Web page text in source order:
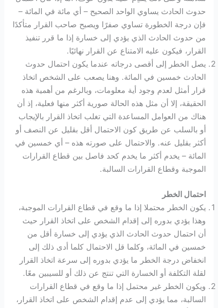
حدوث الحادث يساوي الواحد الصحيح – أي مائة في المائة –
فإن درجة الخطورة تساوي صفرًا ويصبح صاحب القرار متأكدًا
من حدوث الحادث الذي يؤدي إلى خسارة إذا ما قرر تنفيذ
القرار، فيكون عليه الامتناع عن القرار نهائيًا.
يصل الخطر إلى أقصى درجاته عندما يكون احتمال حدوث
الحادث خمسين في المائة. وهنا يصعب على الشخص اتخاذ
قرار أمثل لعدم وجود أية معلومات، وبالرغم من أهمية هذه
الحقيقة، إلا أن مثل هذه الحالة صورية أكثر منها فعلية، إذ أن
هناك من العوامل المساعدة التي تغلب اتخاذ القرار بالإيجاب
أو بالسلب عن طريق كون الاحتمال أقل بقليل عن النصف أو
أكثر بقليل عنه. والاحتمال على صورته هذه – أي خمسين في
المائة – يخدم أكثر ما يخدم كحد فاصل بين قطاع القرارات
الموجبة وقطاع القرارات السالبة.
احتمال الخطر
يكون الخطر محتملا إذا ما وقع في قطاع القرارات الموجبة،
وهذا يؤدي بدوره إلى إقدام الشخص على اتخاذ القرار حيث
أن احتمال حدوث الحادث الذي يؤدي إلى خسارة أقل من
خمسين في المائة، وكلما قل الاحتمال كلما أدى ذلك إلى
انخفاض درجة الخطر ما يؤدي بدوره إلى سرعة اتخاذ القرار
لقلة التكلفة أو الخسارة التي تنتج عن ذلك أو للسيبين معًا.
ويكون الخطر غير محتمل إذا ما وقع في قطاع القرارات
السالبة، مما يؤدي إلى عدم إقدام الشخص على اتخاذ القرار،